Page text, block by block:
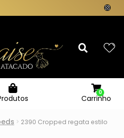
Carrinho
0
2390 Cropped regata estilo